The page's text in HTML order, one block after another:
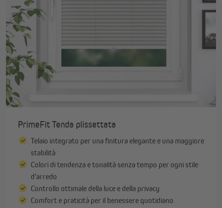
PrimeFit Tenda plissettata
Telaio integrato per una finitura elegante e una maggiore
stabilità
Colori di tendenza e tonalità senza tempo per ogni stile
d'arredo
Controllo ottimale della luce e della privacy
Comfort e praticità per il benessere quotidiano